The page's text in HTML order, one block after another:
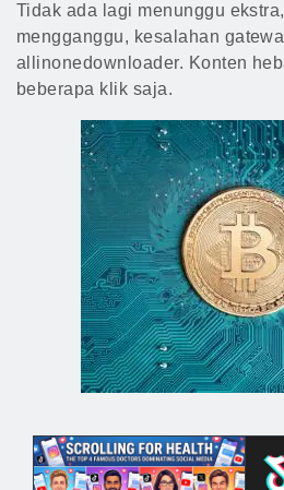
Tidak ada lagi menunggu
mengganggu, kesalahan
allinonedownloader. Konten
beberapa klik saja.